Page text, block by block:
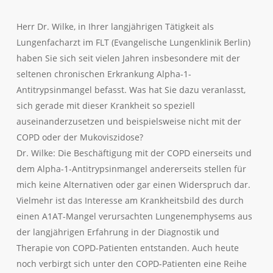
Herr Dr. Wilke, in Ihrer langjährigen Tätigkeit als
Lungenfacharzt im FLT (Evangelische Lungenklinik Berlin)
haben Sie sich seit vielen Jahren insbesondere mit der
seltenen chronischen Erkrankung Alpha-1-
Antitrypsinmangel befasst. Was hat Sie dazu veranlasst,
sich gerade mit dieser Krankheit so speziell
auseinanderzusetzen und beispielsweise nicht mit der
COPD oder der Mukoviszidose?
Dr. Wilke: Die Beschäftigung mit der COPD einerseits und
dem Alpha-1-Antitrypsinmangel andererseits stellen für
mich keine Alternativen oder gar einen Widerspruch dar.
Vielmehr ist das Interesse am Krankheitsbild des durch
einen A1AT-Mangel verursachten Lungenemphysems aus
der langjährigen Erfahrung in der Diagnostik und
Therapie von COPD-Patienten entstanden. Auch heute
noch verbirgt sich unter den COPD-Patienten eine Reihe